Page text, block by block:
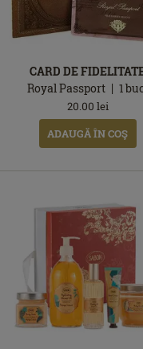
CARD DE
Royal Passport
1
20.00 lei
ADAUGĂ ÎN COŞ